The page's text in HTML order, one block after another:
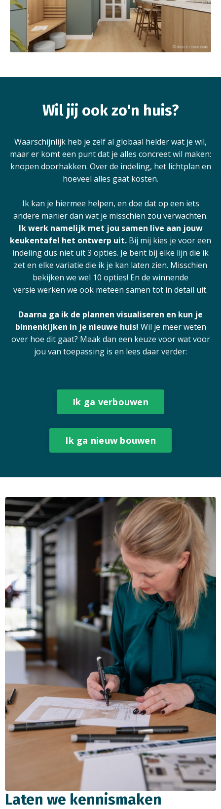
Wil jij ook zo'n huis?
Waarschijnlijk heb je zelf al globaal helder wat je wil,
maar er komt een punt dat je alles concreet wil maken:
knopen doorhakken. Over de indeling, het lichtplan en
hoeveel alles gaat kosten.
Ik kan je hiermee helpen, en doe dat op een iets
andere manier dan wat je misschien zou verwachten.
Ik werk namelijk met jou samen live aan jouw
keukentafel het ontwerp uit. Bij mij kies je voor een
indeling dus niet uit 3 opties. Je bent bij elke lijn die ik
zet en elke variatie die ik je kan laten zien. Misschien
bekijken we wel 10 opties! En de winnende
versie werken we ook meteen samen tot in detail uit.
Daarna ga ik de plannen visualiseren en kun je
binnenkijken in je nieuwe huis! Wil je meer weten
over hoe dit gaat? Maak dan een keuze voor wat voor
jou van toepassing is en lees daar verder:
Ik ga verbouwen
Ik ga nieuw bouwen
Laten we kennismaken